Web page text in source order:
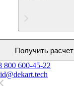
Получить расчет
800 600-45-22